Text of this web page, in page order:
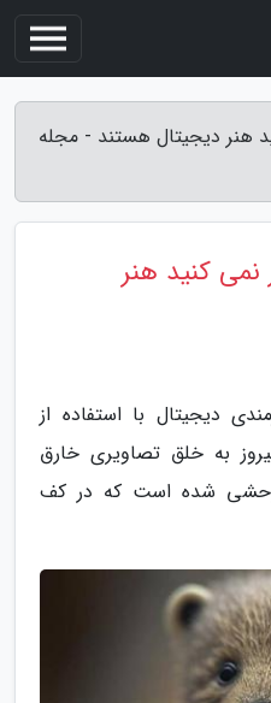
هنر دیجیتال هستند - مجله
نمی کنید هنر
دیجیتال با استفاده از
به خلق تصاویری خارق
وحشی شده است که در کف